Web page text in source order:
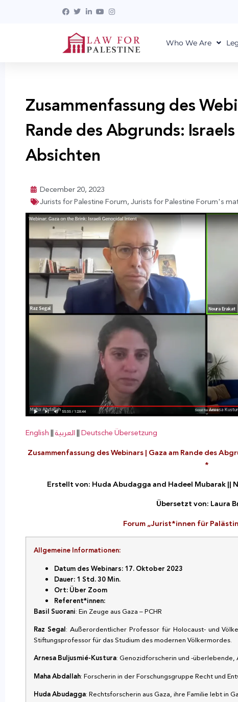
Who We Are
Zusammenfassung des
Rande des Abgrunds:
Absichten
December 20, 2023
Jurists for Palestine Forum,Jurists for Palestine Forum's
English||العربية||Deutsche Übersetzung
Zusammenfassung des Webinars | Gaza am Rande des
*
Erstellt von: Huda Abudagga and Hadeel Mubarak ||
Übersetzt von: Laura
Forum „Jurist*innen für
Allgemeine Informationen:
Datum des Webinars: 17. Oktober 2023
Dauer: 1 Std. 30 Min.
Ort: Über Zoom
Referent*innen:
Basil Suorani: Ein Zeuge aus Gaza – PCHR
Raz Segal: Außerordentlicher Professor für Holocaust- und
Stiftungsprofessor für das Studium des modernen Völkermordes.
Arnesa Buljusmié-Kustura: Genozidforscherin und -überlebende,
Maha Abdallah: Forscherin in der Forschungsgruppe Recht und
Huda Abudagga: Rechtsforscherin aus Gaza, ihre Familie lebt in